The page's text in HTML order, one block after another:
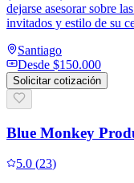
dejarse asesorar sobre
invitados y estilo de su
Santiago
Desde $150.000
Solicitar cotización
Blue Monkey
5.0 (23)